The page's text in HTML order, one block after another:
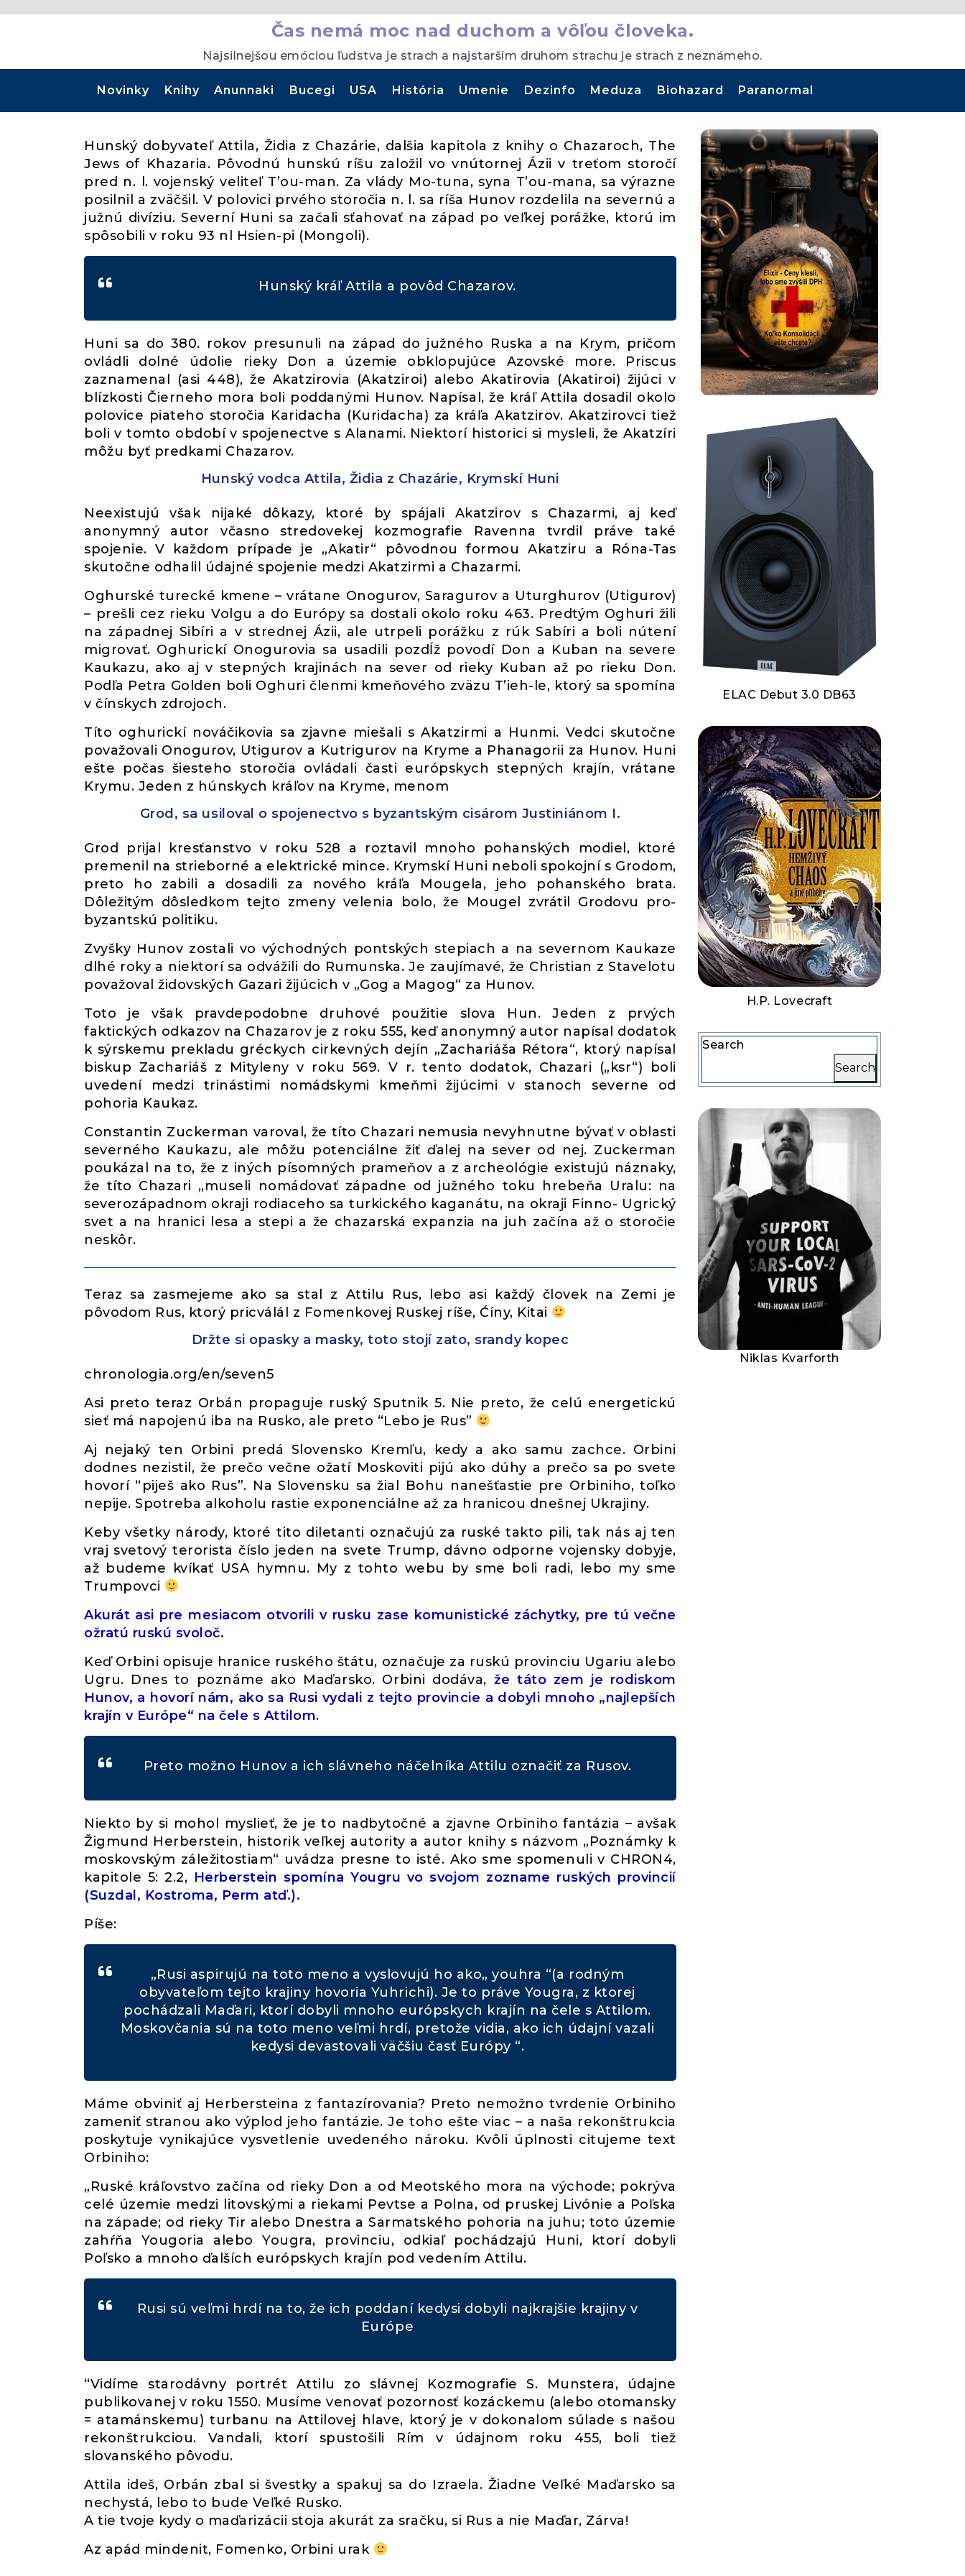
Čas nemá moc nad duchom a vôľou človeka.
Najsilnejšou emóciou ľudstva je strach a najstarším druhom strachu je strach z neznámeho.
Novinky Knihy Anunnaki Bucegi USA História Umenie Dezinfo Meduza Biohazard Paranormal
Hunský dobyvateľ Attila, Židia z Chazárie, dalšia kapitola z knihy o Chazaroch, The
Jews of Khazaria. Pôvodnú hunskú ríšu založil vo vnútornej Ázii v treťom storočí
pred n. l. vojenský veliteľ T’ou-man. Za vlády Mo-tuna, syna T’ou-mana, sa výrazne
posilnil a zväčšil. V polovici prvého storočia n. l. sa ríša Hunov rozdelila na severnú a
južnú divíziu. Severní Huni sa začali sťahovať na západ po veľkej porážke, ktorú im
spôsobili v roku 93 nl Hsien-pi (Mongoli).
Hunský kráľ Attila a povôd Chazarov.
Huni sa do 380. rokov presunuli na západ do južného Ruska a na Krym, pričom
ovládli dolné údolie rieky Don a územie obklopujúce Azovské more. Priscus
zaznamenal (asi 448), že Akatzirovia (Akatziroi) alebo Akatirovia (Akatiroi) žijúci v
blízkosti Čierneho mora boli poddanými Hunov. Napísal, že kráľ Attila dosadil okolo
polovice piateho storočia Karidacha (Kuridacha) za kráľa Akatzirov. Akatzirovci tiež
boli v tomto období v spojenectve s Alanami. Niektorí historici si mysleli, že Akatzíri
môžu byť predkami Chazarov.
Hunský vodca Attila, Židia z Chazárie, Krymskí Huni
Neexistujú však nijaké dôkazy, ktoré by spájali Akatzirov s Chazarmi, aj keď
anonymný autor včasno stredovekej kozmografie Ravenna tvrdil práve také
spojenie. V každom prípade je „Akatir“ pôvodnou formou Akatziru a Róna-Tas
skutočne odhalil údajné spojenie medzi Akatzirmi a Chazarmi.
Oghurské turecké kmene – vrátane Onogurov, Saragurov a Uturghurov (Utigurov)
– prešli cez rieku Volgu a do Európy sa dostali okolo roku 463. Predtým Oghuri žili
na západnej Sibíri a v strednej Ázii, ale utrpeli porážku z rúk Sabíri a boli nútení
migrovať. Oghurickí Onogurovia sa usadili pozdĺž povodí Don a Kuban na severe
Kaukazu, ako aj v stepných krajinách na sever od rieky Kuban až po rieku Don.
Podľa Petra Golden boli Oghuri členmi kmeňového zväzu T’ieh-le, ktorý sa spomína
v čínskych zdrojoch.
Títo oghurickí nováčikovia sa zjavne miešali s Akatzirmi a Hunmi. Vedci skutočne
považovali Onogurov, Utigurov a Kutrigurov na Kryme a Phanagorii za Hunov. Huni
ešte počas šiesteho storočia ovládali časti európskych stepných krajín, vrátane
Krymu. Jeden z húnskych kráľov na Kryme, menom
Grod, sa usiloval o spojenectvo s byzantským cisárom Justiniánom I.
Grod prijal kresťanstvo v roku 528 a roztavil mnoho pohanských modiel, ktoré
premenil na strieborné a elektrické mince. Krymskí Huni neboli spokojní s Grodom,
preto ho zabili a dosadili za nového kráľa Mougela, jeho pohanského brata.
Dôležitým dôsledkom tejto zmeny velenia bolo, že Mougel zvrátil Grodovu pro-
byzantskú politiku.
Zvyšky Hunov zostali vo východných pontských stepiach a na severnom Kaukaze
dlhé roky a niektorí sa odvážili do Rumunska. Je zaujímavé, že Christian z Stavelotu
považoval židovských Gazari žijúcich v „Gog a Magog“ za Hunov.
Toto je však pravdepodobne druhové použitie slova Hun. Jeden z prvých
faktických odkazov na Chazarov je z roku 555, keď anonymný autor napísal dodatok
k sýrskemu prekladu gréckych cirkevných dejín „Zachariáša Rétora“, ktorý napísal
biskup Zachariáš z Mityleny v roku 569. V r. tento dodatok, Chazari („ksr“) boli
uvedení medzi trinástimi nomádskymi kmeňmi žijúcimi v stanoch severne od
pohoria Kaukaz.
Constantin Zuckerman varoval, že títo Chazari nemusia nevyhnutne bývať v oblasti
severného Kaukazu, ale môžu potenciálne žiť ďalej na sever od nej. Zuckerman
poukázal na to, že z iných písomných prameňov a z archeológie existujú náznaky,
že títo Chazari „museli nomádovať západne od južného toku hrebeňa Uralu: na
severozápadnom okraji rodiaceho sa turkického kaganátu, na okraji Finno- Ugrický
svet a na hranici lesa a stepi a že chazarská expanzia na juh začína až o storočie
neskôr.
Teraz sa zasmejeme ako sa stal z Attilu Rus, lebo asi každý človek na Zemi je
pôvodom Rus, ktorý pricválál z Fomenkovej Ruskej ríše, Ćíny, Kitai
Držte si opasky a masky, toto stojí zato, srandy kopec
chronologia.org/en/seven5
Asi preto teraz Orbán propaguje ruský Sputnik 5. Nie preto, že celú energetickú
sieť má napojenú iba na Rusko, ale preto “Lebo je Rus”
Aj nejaký ten Orbini predá Slovensko Kremľu, kedy a ako samu zachce. Orbini
dodnes nezistil, že prečo večne ožatí Moskoviti pijú ako dúhy a prečo sa po svete
hovorí “piješ ako Rus”. Na Slovensku sa žial Bohu nanešťastie pre Orbiniho, toľko
nepije. Spotreba alkoholu rastie exponenciálne až za hranicou dnešnej Ukrajiny.
Keby všetky národy, ktoré tito diletanti označujú za ruské takto pili, tak nás aj ten
vraj svetový terorista číslo jeden na svete Trump, dávno odporne vojensky dobyje,
až budeme kvíkať USA hymnu. My z tohto webu by sme boli radi, lebo my sme
Trumpovci
Akurát asi pre mesiacom otvorili v rusku zase komunistické záchytky, pre tú večne
ožratú ruskú svoloč.
Keď Orbini opisuje hranice ruského štátu, označuje za ruskú provinciu Ugariu alebo
Ugru. Dnes to poznáme ako Maďarsko. Orbini dodáva, že táto zem je rodiskom
Hunov, a hovorí nám, ako sa Rusi vydali z tejto provincie a dobyli mnoho „najlepších
krajín v Európe“ na čele s Attilom.
Preto možno Hunov a ich slávneho náčelníka Attilu označiť za Rusov.
Niekto by si mohol myslieť, že je to nadbytočné a zjavne Orbiniho fantázia – avšak
Žigmund Herberstein, historik veľkej autority a autor knihy s názvom „Poznámky k
moskovským záležitostiam“ uvádza presne to isté. Ako sme spomenuli v CHRON4,
kapitole 5: 2.2, Herberstein spomína Yougru vo svojom zozname ruských provincií
(Suzdal, Kostroma, Perm atď.).
Píše:
„Rusi aspirujú na toto meno a vyslovujú ho ako„ youhra “(a rodným
obyvateľom tejto krajiny hovoria Yuhrichi). Je to práve Yougra, z ktorej
pochádzali Maďari, ktorí dobyli mnoho európskych krajín na čele s Attilom.
Moskovčania sú na toto meno veľmi hrdí, pretože vidia, ako ich údajní vazali
kedysi devastovali väčšiu časť Európy “.
Máme obviniť aj Herbersteina z fantazírovania? Preto nemožno tvrdenie Orbiniho
zameniť stranou ako výplod jeho fantázie. Je toho ešte viac – a naša rekonštrukcia
poskytuje vynikajúce vysvetlenie uvedeného nároku. Kvôli úplnosti citujeme text
Orbiniho:
„Ruské kráľovstvo začína od rieky Don a od Meotského mora na východe; pokrýva
celé územie medzi litovskými a riekami Pevtse a Polna, od pruskej Livónie a Poľska
na západe; od rieky Tir alebo Dnestra a Sarmatského pohoria na juhu; toto územie
zahŕňa Yougoria alebo Yougra, provinciu, odkiaľ pochádzajú Huni, ktorí dobyli
Poľsko a mnoho ďalších európskych krajín pod vedením Attilu.
Rusi sú veľmi hrdí na to, že ich poddaní kedysi dobyli najkrajšie krajiny v
Európe
“Vidíme starodávny portrét Attilu zo slávnej Kozmografie S. Munstera, údajne
publikovanej v roku 1550. Musíme venovať pozornosť kozáckemu (alebo otomansky
= atamánskemu) turbanu na Attilovej hlave, ktorý je v dokonalom súlade s našou
rekonštrukciou. Vandali, ktorí spustošili Rím v údajnom roku 455, boli tiež
slovanského pôvodu.
Attila ideš, Orbán zbal si švestky a spakuj sa do Izraela. Žiadne Veľké Maďarsko sa
nechystá, lebo to bude Veľké Rusko.
A tie tvoje kydy o maďarizácii stoja akurát za sračku, si Rus a nie Maďar, Zárva!
Az apád mindenit, Fomenko, Orbini urak
ELAC Debut 3.0 DB63
H.P. Lovecraft
Search
Search
Niklas Kvarforth